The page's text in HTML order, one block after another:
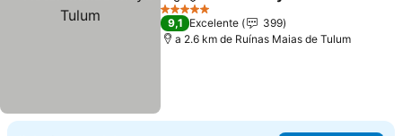
5 Estrelas
9,1 Excelente
399
a 2.6 km de Ruínas Maias de Tulum